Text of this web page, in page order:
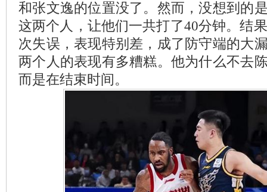
和张文逸的位置没了。然而，没想到的
这两个人，让他们一共打了40分钟。结
次失误，表现特别差，成了防守端的大
两个人的表现有多糟糕。他为什么不去
而是在结束时间。